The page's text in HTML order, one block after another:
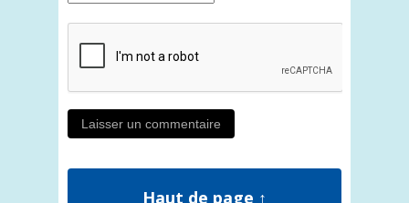
Haut de page ↑